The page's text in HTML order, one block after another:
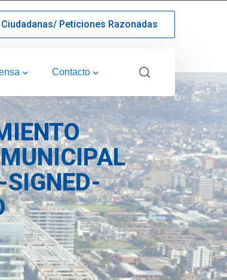
Peticiones Razonadas
Contacto
SIGNED-